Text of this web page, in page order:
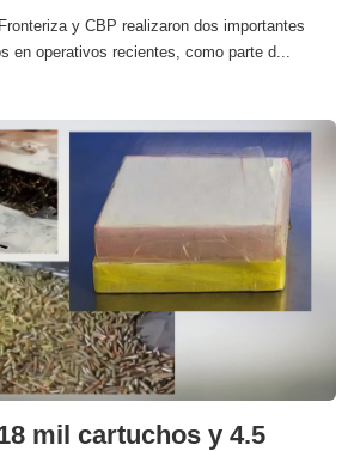
y CBP realizaron dos importantes
en operativos recientes, como parte d...
mil cartuchos y 4.5